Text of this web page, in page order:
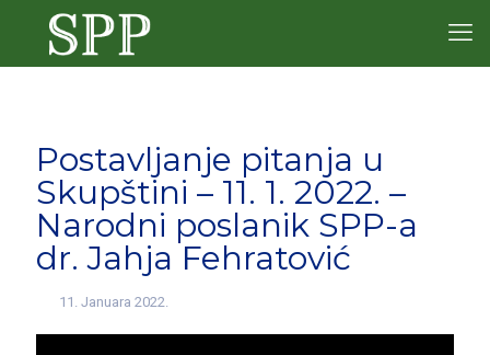
Postavljanje pitanja u
Skupštini – 11. 1. 2022. –
Narodni poslanik SPP-a
dr. Jahja Fehratović
11. Januara 2022.